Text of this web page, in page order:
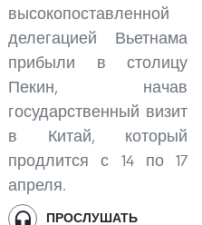
высокопоставленной
делегацией Вьетнама
прибыли в столицу
Пекин, начав
государственный визит
в Китай, который
продлится с 14 по 17
апреля.
ПРОСЛУШАТЬ